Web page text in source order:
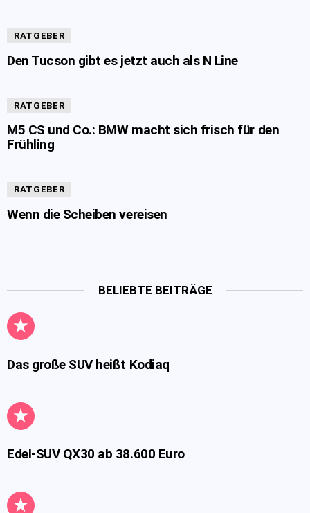
RATGEBER
Den Tucson gibt es jetzt auch als N Line
RATGEBER
M5 CS und Co.: BMW macht sich frisch für den
Frühling
RATGEBER
Wenn die Scheiben vereisen
BELIEBTE BEITRÄGE
Das große SUV heißt Kodiaq
Edel-SUV QX30 ab 38.600 Euro